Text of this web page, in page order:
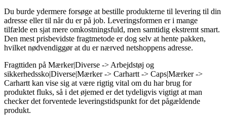
Du burde ydermere forsøge at bestille produkterne til levering til din
adresse eller til når du er på job. Leveringsformen er i mange
tilfælde en sjat mere omkostningsfuld, men samtidig ekstremt smart.
Den mest prisbevidste fragtmetode er dog selv at hente pakken,
hvilket nødvendiggør at du er nærved netshoppens adresse.
Fragttiden på Mærker|Diverse -> Arbejdstøj og
sikkerhedssko|Diverse|Mærker -> Carhartt -> Caps|Mærker ->
Carhartt kan vise sig at være rigtig vital om du har brug for
produktet fluks, så i det øjemed er det tydeligvis vigtigt at man
checker det forventede leveringstidspunkt for det pågældende
produkt.